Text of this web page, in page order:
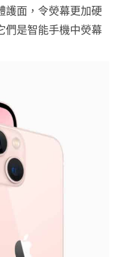
護面，令熒幕更加硬
們是智能手機中熒幕